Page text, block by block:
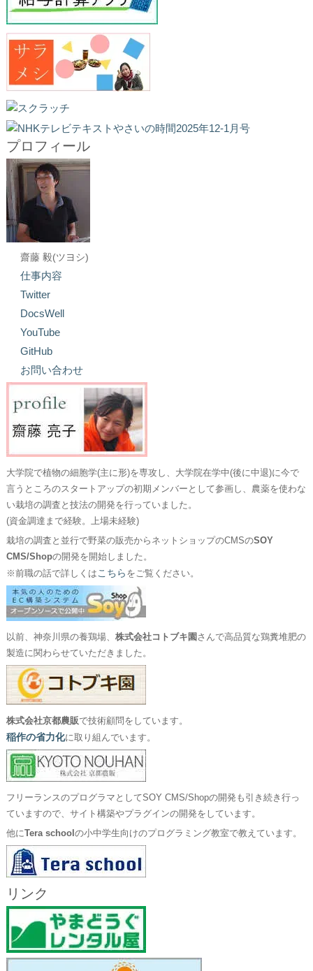
プロフィール
齋藤 毅(ツヨシ)
仕事内容
Twitter
DocsWell
YouTube
GitHub
お問い合わせ
大学院で植物の細胞学(主に形)を専攻し、大学院在学中(後に中退)に今で
言うところのスタートアップの初期メンバーとして参画し、農薬を使わな
い栽培の調査と技法の開発を行っていました。
(資金調達まで経験。上場未経験)
栽培の調査と並行で野菜の販売からネットショップのCMSのSOY
CMS/Shopの開発を開始しました。
※前職の話で詳しくはこちら をご覧ください。
以前、神奈川県の養鶏場、 株式会社コトブキ園 さんで高品質な鶏糞堆肥の
製造に関わらせていただきました。
株式会社京都農販で技術顧問をしています。
稲作の省力化に取り組んでいます。
フリーランスのプログラマとしてSOY CMS/Shopの開発も引き続き行っ
ていますので、サイト構築やプラグインの開発をしています。
他にTera school の小中学生向けのプログラミング教室で教えています。
リンク